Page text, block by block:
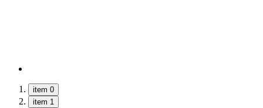
item 0
item 1